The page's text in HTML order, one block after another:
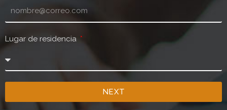
Lugar de residencia
NEXT